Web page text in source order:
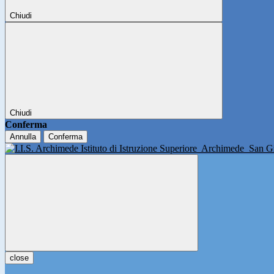
Chiudi
Chiudi
Conferma
Annulla Conferma
Istituto di Istruzione Superiore Archimede San
close